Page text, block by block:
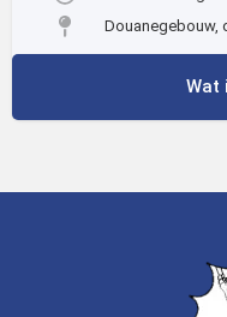
Douanegebouw,
Wat